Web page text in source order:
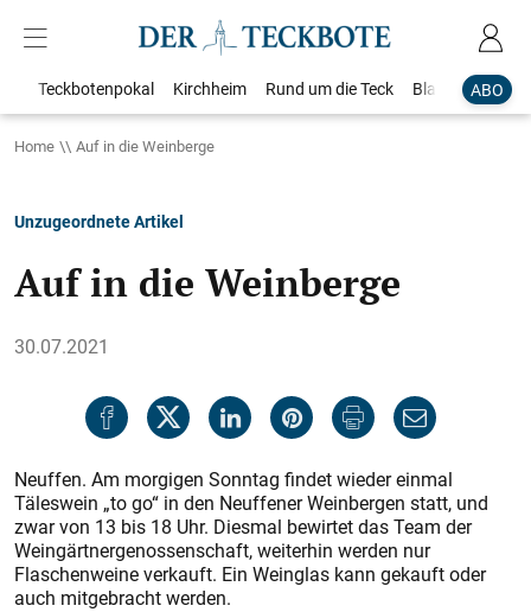
ABO
Teckbotenpokal Kirchheim Rund um die Teck Blaulicht
Home Auf in die Weinberge
Unzugeordnete Artikel
Auf in die Weinberge
30.07.2021
Neuffen. Am morgigen Sonntag findet wieder einmal
Täleswein „to go“ in den Neuffener Weinbergen statt, und
zwar von 13 bis 18 Uhr. Diesmal bewirtet das Team der
Weingärtnergenossenschaft, weiterhin werden nur
Flaschenweine verkauft. Ein Weinglas kann gekauft oder
auch mitgebracht werden.